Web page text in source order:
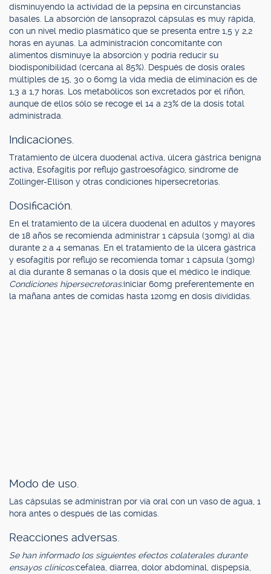
disminuyendo la actividad de la pepsina en circunstancias
basales. La absorción de lansoprazol cápsulas es muy rápida,
con un nivel medio plasmático que se presenta entre 1,5 y 2,2
horas en ayunas. La administración concomitante con
alimentos disminuye la absorción y podría reducir su
biodisponibilidad (cercana al 85%). Después de dosis orales
múltiples de 15, 30 o 60mg la vida media de eliminación es de
1,3 a 1,7 horas. Los metabólicos son excretados por el riñón,
aunque de ellos sólo se recoge el 14 a 23% de la dosis total
administrada.
Indicaciones.
Tratamiento de úlcera duodenal activa, úlcera gástrica benigna
activa, Esofagitis por reflujo gastroesofágico, síndrome de
Zollinger-Ellison y otras condiciones hipersecretorias.
Dosificación.
En el tratamiento de la úlcera duodenal en adultos y mayores
de 18 años se recomienda administrar 1 cápsula (30mg) al día
durante 2 a 4 semanas. En el tratamiento de la úlcera gástrica
y esofagitis por reflujo se recomienda tomar 1 cápsula (30mg)
al día durante 8 semanas o la dosis que el médico le indique.
Condiciones hipersecretoras:iniciar 60mg preferentemente en
la mañana antes de comidas hasta 120mg en dosis divididas.
Modo de uso.
Las cápsulas se administran por vía oral con un vaso de agua, 1
hora antes o después de las comidas.
Reacciones adversas.
Se han informado los siguientes efectos colaterales durante
ensayos clínicos:cefalea, diarrea, dolor abdominal, dispepsia,